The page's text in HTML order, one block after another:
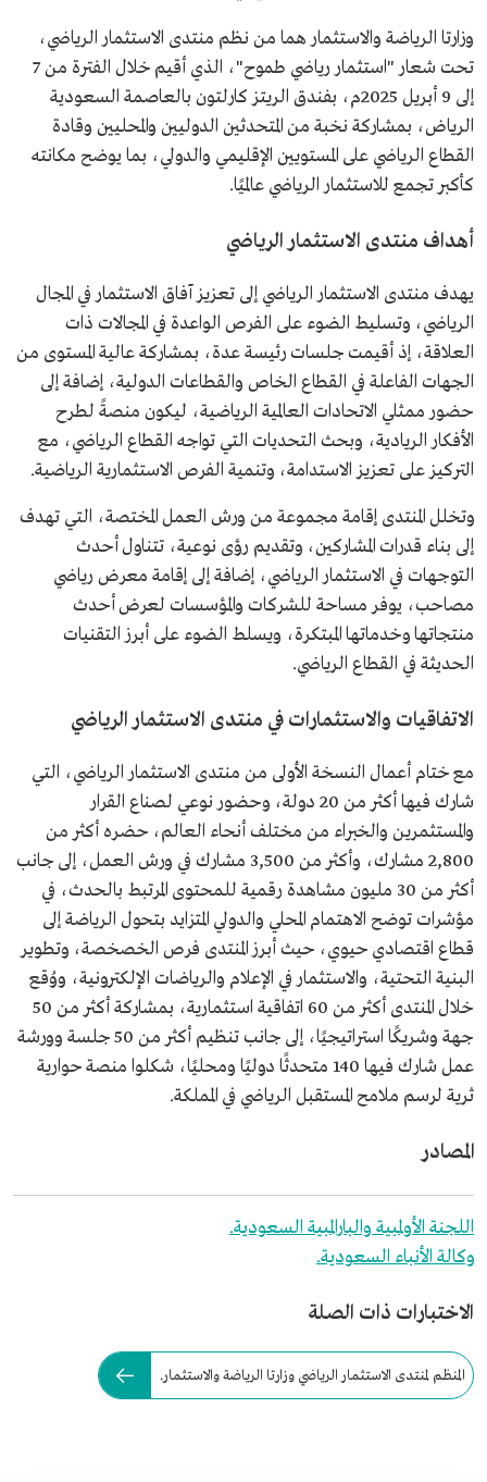
وزارتا الرياضة والاستثمار هما من نظم منتدى الاستثمار الرياضي،
تحت شعار "استثمار رياضي طموح"، الذي أقيم خلال الفترة من 7
إلى 9 أبريل 2025م، بفندق الريتز كارلتون بالعاصمة السعودية
الرياض، بمشاركة نخبة من المتحدثين الدوليين والمحليين وقادة
القطاع الرياضي على المستويين الإقليمي والدولي، بما يوضح مكانته
كأكبر تجمع للاستثمار الرياضي عالميًا.
أهداف منتدى الاستثمار الرياضي
يهدف منتدى الاستثمار الرياضي إلى تعزيز آفاق الاستثمار في المجال
الرياضي، وتسليط الضوء على الفرص الواعدة في المجالات ذات
العلاقة، إذ أقيمت جلسات رئيسة عدة، بمشاركة عالية المستوى من
الجهات الفاعلة في القطاع الخاص والقطاعات الدولية، إضافة إلى
حضور ممثلي الاتحادات العالمية الرياضية، ليكون منصةً لطرح
الأفكار الريادية، وبحث التحديات التي تواجه القطاع الرياضي، مع
التركيز على تعزيز الاستدامة، وتنمية الفرص الاستثمارية الرياضية.
وتخلل المنتدى إقامة مجموعة من ورش العمل المختصة، التي تهدف
إلى بناء قدرات المشاركين، وتقديم رؤى نوعية، تتناول أحدث
التوجهات في الاستثمار الرياضي، إضافة إلى إقامة معرض رياضي
مصاحب، يوفر مساحة للشركات والمؤسسات لعرض أحدث
منتجاتها وخدماتها المبتكرة، ويسلط الضوء على أبرز التقنيات
الحديثة في القطاع الرياضي.
الاتفاقيات والاستثمارات في منتدى الاستثمار الرياضي
مع ختام أعمال النسخة الأولى من منتدى الاستثمار الرياضي، التي
شارك فيها أكثر من 20 دولة، وحضور نوعي لصناع القرار
والمستثمرين والخبراء من مختلف أنحاء العالم، حضره أكثر من
2,800 مشارك، وأكثر من 3,500 مشارك في ورش العمل، إلى جانب
أكثر من 30 مليون مشاهدة رقمية للمحتوى المرتبط بالحدث، في
مؤشرات توضح الاهتمام المحلي والدولي المتزايد بتحول الرياضة إلى
قطاع اقتصادي حيوي، حيث أبرز المنتدى فرص الخصخصة، وتطوير
البنية التحتية، والاستثمار في الإعلام والرياضات الإلكترونية، ووُقع
خلال المنتدى أكثر من 60 اتفاقية استثمارية، بمشاركة أكثر من 50
جهة وشريكًا استراتيجيًا، إلى جانب تنظيم أكثر من 50 جلسة وورشة
عمل شارك فيها 140 متحدثًا دوليًا ومحليًا، شكلوا منصة حوارية
ثرية لرسم ملامح المستقبل الرياضي في المملكة.
المصادر
اللجنة الأولمبية والبارالمبية السعودية.
وكالة الأنباء السعودية.
الاختبارات ذات الصلة
المنظم لمنتدى الاستثمار الرياضي وزارتا الرياضة والاستثمار.